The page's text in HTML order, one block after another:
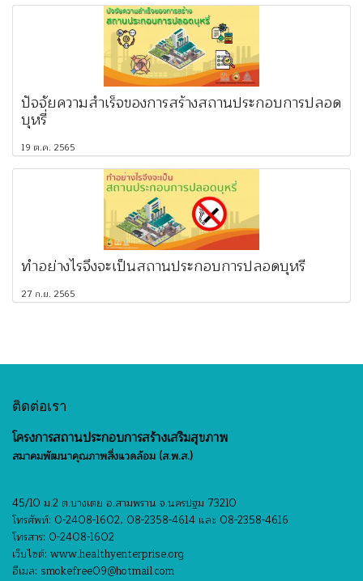
ปัจจัยความสำเร็จของการสร้างสถานประกอบการปลอด
บุหรี่
19 ต.ค. 2565
ทำอย่างไรจึงจะเป็นสถานประกอบการปลอดบุหรี่
27 ก.ย. 2565
ติดต่อเรา
โครงการสถานประกอบการสร้างเสริมสุขภาพ
สมาคมพัฒนาคุณภาพสิ่งแวดล้อม (ส.พ.ส.)
45/10 ม.2 ต.บางเตย อ.สามพราน จ.นครปฐม 73210
โทรศัพท์: 0-2408-1602, 08-2358-4614 และ 08-2358-4616
โทรสาร: 0-2408-1602
เว็บไซต์: www.healthyenterprise.org
อีเมล: smokefree09@hotmail.com